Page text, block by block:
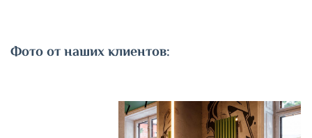
Фото от наших клиентов: